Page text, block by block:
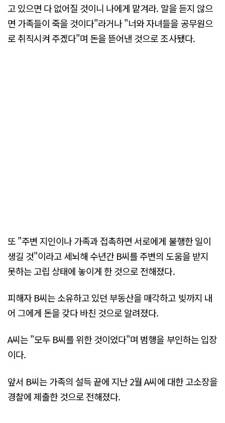
고 있으면 다 없어질 것이니 나에게 맡겨라. 말을 듣지 않으
면 가족들이 죽을 것이다"라거나 "너와 자녀들을 공무원으
로 취직시켜 주겠다"며 돈을 뜯어낸 것으로 조사됐다.
또 "주변 지인이나 가족과 접촉하면 서로에게 불행한 일이
생길 것"이라고 세뇌해 수년간 B씨를 주변의 도움을 받지
못하는 고립 상태에 놓이게 한 것으로 전해졌다.
피해자 B씨는 소유하고 있던 부동산을 매각하고 빚까지 내
어 그에게 돈을 갖다 바친 것으로 알려졌다.
A씨는 "모두 B씨를 위한 것이었다"며 범행을 부인하는 입장
이다.
앞서 B씨는 가족의 설득 끝에 지난 2월 A씨에 대한 고소장을
경찰에 제출한 것으로 전해졌다.